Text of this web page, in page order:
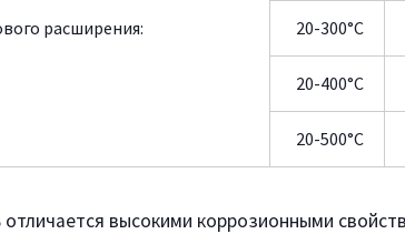
расширения: 20-300°C
20-400°C
20-500°C
высокими коррозионными